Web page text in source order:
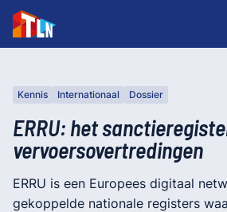
Kennis Internationaal Dossier
ERRU: het
vervoersovertredingen
ERRU is een Europees digitaal
gekoppelde nationale registers